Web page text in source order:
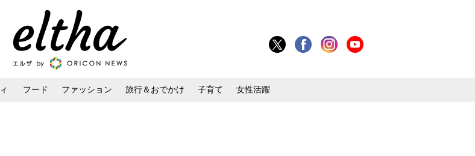
フード ファッション 旅行＆おでかけ 子育て 女性活躍